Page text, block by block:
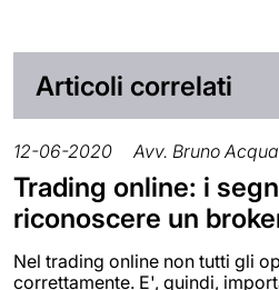
Articoli correlati
12-06-2020 Avv. Bruno
Trading online: i
riconoscere un
Nel trading online non tutti gli
correttamente. E', quindi,